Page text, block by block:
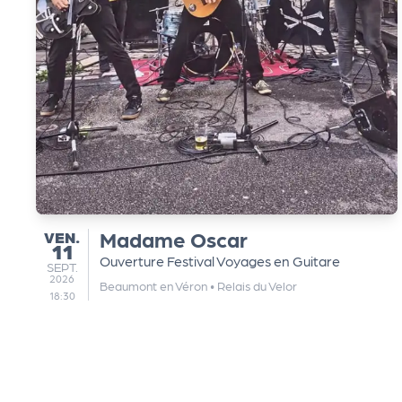
VENDREDI
VEN.
11
SEPTEMBRE
SEPT.
2026
18:30
Madame Oscar
Ouverture Festival Voyages en Guitare
Beaumont en Véron • Relais du Velor
e
k
it
d
e
l'